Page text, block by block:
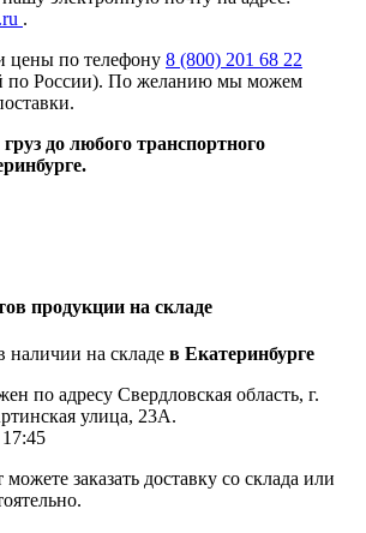
.
цены по телефону 8 (800) 201 68 22
по России). По желанию мы можем
до любого транспортного
продукции на складе
наличии на складе в Екатеринбурге
по адресу Свердловская область, г.
улица, 23А.
заказать доставку со склада или